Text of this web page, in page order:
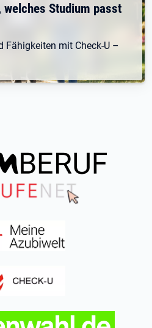
Studium passt
Fähigkeiten mit Check-U –